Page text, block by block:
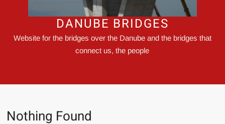
DANUBE BRIDGES
Website for the bridges over the Danube and the bridges that
connect us, the people
Nothing Found